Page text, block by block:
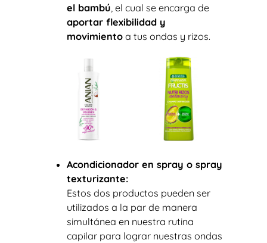
el bambú , el cual se encarga de
aportar flexibilidad y
movimiento a tus ondas y rizos.
Acondicionador en spray o spray
texturizante:
Estos dos productos pueden ser
utilizados a la par de manera
simultánea en nuestra rutina
capilar para lograr nuestras ondas